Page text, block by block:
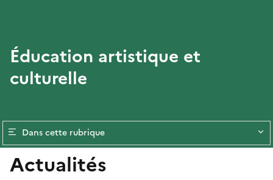
Éducation artistique et
culturelle
Dans cette rubrique
Actualités